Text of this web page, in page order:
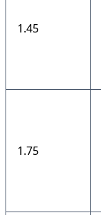
1.45
1.75